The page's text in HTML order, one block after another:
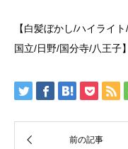
【白髪ぼかし/ハイライ
国立/日野/国分寺/八王子】